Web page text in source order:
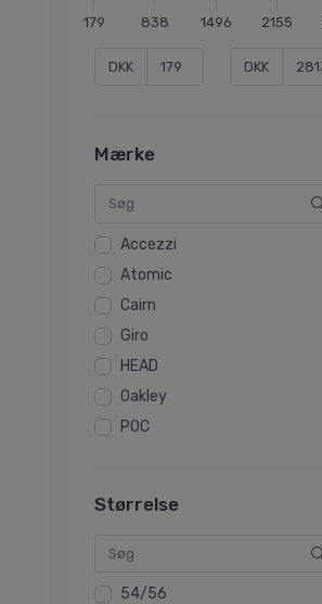
179 838 1496 2155
DKK DKK
Mærke
Accezzi
Atomic
Cairn
Giro
HEAD
Oakley
POC
Uvex
Størrelse
54/56